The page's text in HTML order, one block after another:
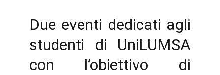
Due eventi dedicati agli
studenti di UniLUMSA
con l’obiettivo di